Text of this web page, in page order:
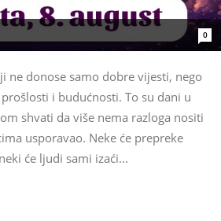
0
ne donose samo dobre vijesti, nego
i budućnosti. To su dani u
shvati da više nema razloga nositi
usporavao. Neke će prepreke
će ljudi sami izaći...